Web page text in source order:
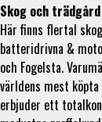
Skog och trädgård
Här finns flertal
batteridrivna &
och Fogelsta.
världens mest
erbjuder ett